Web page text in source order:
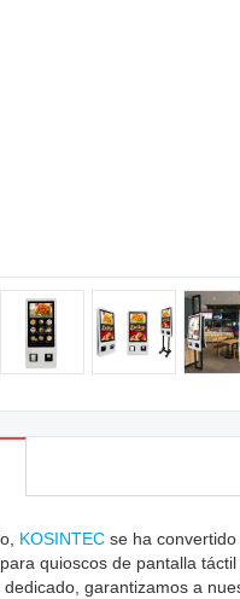
KOSINTEC se ha
quioscos de pantalla
garantizamos a